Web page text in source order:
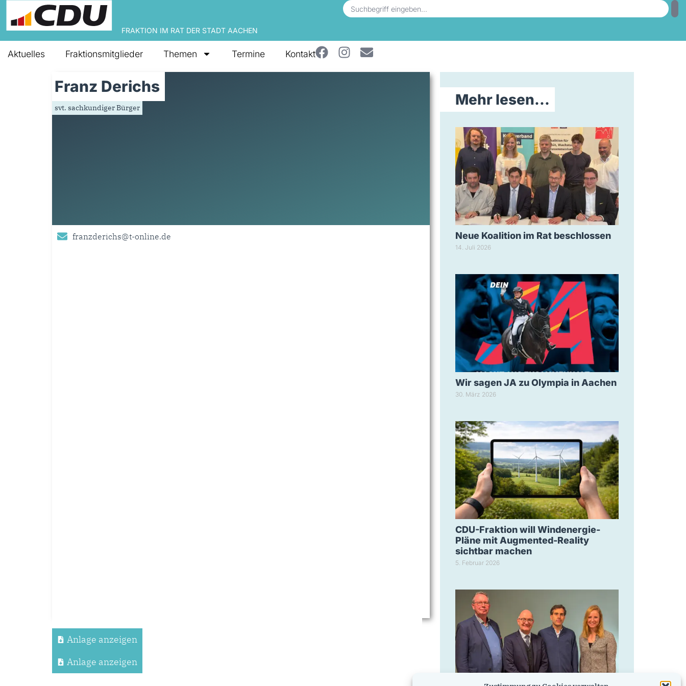
FRAKTION IM RAT DER STADT AACHEN
Aktuelles Fraktionsmitglieder Themen Termine Kontakt
Franz Derichs
svt. sachkundiger Bürger
franzderichs@t-online.de
Anlage anzeigen
Anlage anzeigen
Mehr lesen...
Neue Koalition im Rat beschlossen
14. Juli 2026
Wir sagen JA zu Olympia in Aachen
30. März 2026
CDU-Fraktion will Windenergie-
Pläne mit Augmented-Reality
sichtbar machen
5. Februar 2026